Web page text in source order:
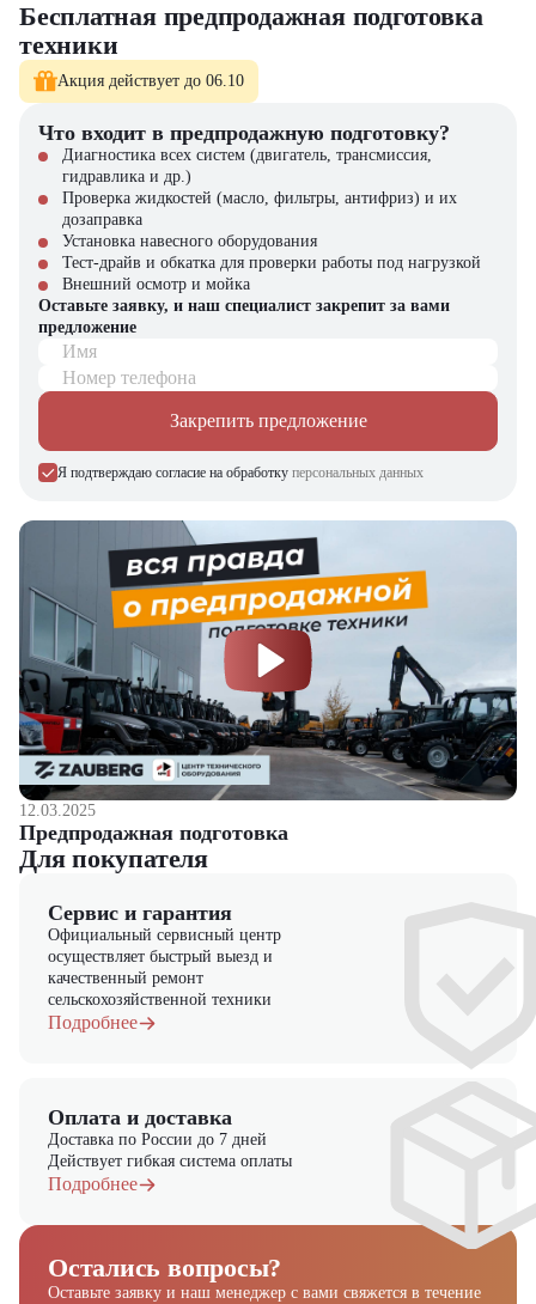
Склады с узкими проходами
Логистические и распределительные центры
Цеха пищевой и фармацевтической промышленности
Торговые и выставочные залы
Почему стоит выбрать TCM FB15-9?
Надежность и долговечность
Низкие эксплуатационные расходы
Компактность без потери мощности
Экологичность и соответствие современным стандартам
Удобство для оператора
Купить электрический вилочный погрузчик TCM FB15-9 в
компании "ЦТО"
Компания "ЦТО" – официальный дилер техники TCM,
предлагающий новые модели складского оборудования с гарантией.
У нас вы найдете: широкий выбор спецтехники, вилочных
погрузчиков, малой складской техники, навесного оборудования,
запчасти для долгосрочной эксплуатации, профессиональные
Мы осуществляем быструю доставку по всей России и
обеспечиваем сервисное обслуживание и ремонт.
📞 Звоните прямо сейчас для уточнения деталей и оформления
Выбирайте надежность и качество – выбирайте TCM FB15-9 в
"ЦТО"!
Бесплатная предпродажная подготовка
техники
Акция действует до 06.10
Что входит в предпродажную подготовку?
Диагностика всех систем (двигатель, трансмиссия,
гидравлика и др.)
Проверка жидкостей (масло, фильтры, антифриз) и их
дозаправка
Установка навесного оборудования
Тест-драйв и обкатка для проверки работы под нагрузкой
Внешний осмотр и мойка
Оставьте заявку, и наш специалист закрепит за вами
предложение
Имя
Номер телефона
Закрепить предложение
Я подтверждаю согласие на обработку персональных данных
12.03.2025
Предпродажная подготовка
Для покупателя
Сервис и гарантия
Официальный сервисный центр
осуществляет быстрый выезд и
качественный ремонт
сельскохозяйственной техники
Подробнее
Оплата и доставка
Доставка по России до 7 дней
Действует гибкая система оплаты
Подробнее
Остались вопросы?
Оставьте заявку и наш менеджер с вами свяжется в течение